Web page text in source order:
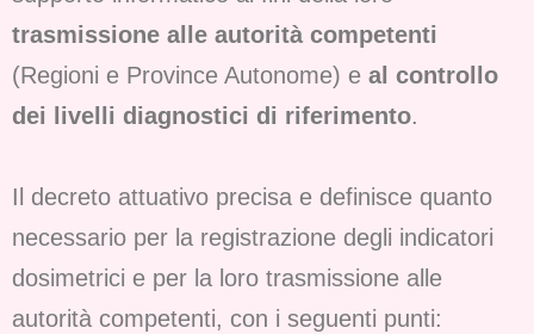
trasmissione alle autorità competenti
(Regioni e Province Autonome) e al controllo
dei livelli diagnostici di riferimento.
Il decreto attuativo precisa e definisce quanto
necessario per la registrazione degli indicatori
dosimetrici e per la loro trasmissione alle
autorità competenti, con i seguenti punti: